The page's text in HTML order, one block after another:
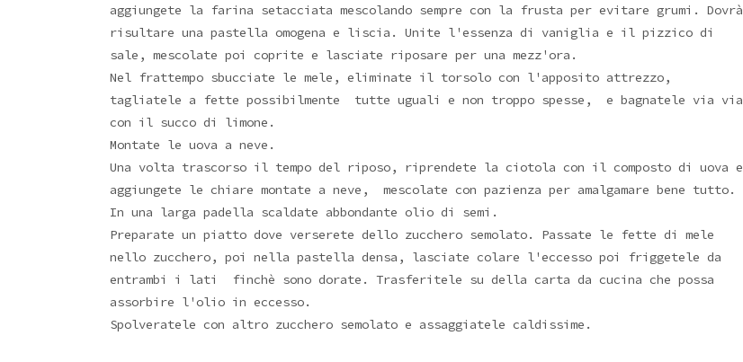
aggiungete la farina setacciata mescolando sempre con la frusta per evitare grumi. Dovrà
risultare una pastella omogena e liscia. Unite l'essenza di vaniglia e il pizzico di
sale, mescolate poi coprite e lasciate riposare per una mezz'ora.
Nel frattempo sbucciate le mele, eliminate il torsolo con l'apposito attrezzo,
tagliatele a fette possibilmente tutte uguali e non troppo spesse, e bagnatele via via
con il succo di limone.
Montate le uova a neve.
Una volta trascorso il tempo del riposo, riprendete la ciotola con il composto di uova e
aggiungete le chiare montate a neve, mescolate con pazienza per amalgamare bene tutto.
In una larga padella scaldate abbondante olio di semi.
Preparate un piatto dove verserete dello zucchero semolato. Passate le fette di mele
nello zucchero, poi nella pastella densa, lasciate colare l'eccesso poi friggetele da
entrambi i lati finchè sono dorate. Trasferitele su della carta da cucina che possa
assorbire l'olio in eccesso.
Spolveratele con altro zucchero semolato e assaggiatele caldissime.